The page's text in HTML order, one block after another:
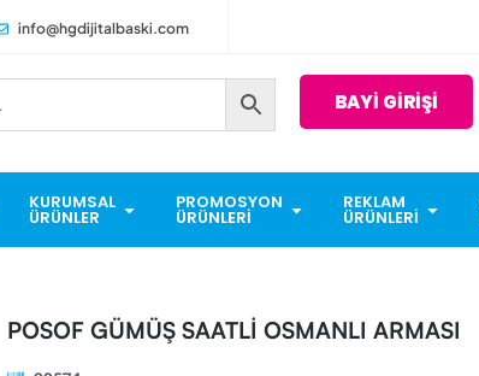
info@hgdijitalbaski.com
BAYİ GİRİŞİ
KURUMSAL
ÜRÜNLER
PROMOSYON
ÜRÜNLERI
REKLAM
ÜRÜNLERI
POSOF GÜMÜŞ SAATLİ OSMANLI ARMASI